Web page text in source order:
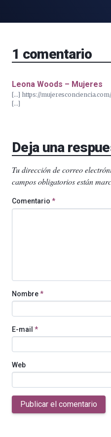
1 comentario
Leona Woods – Mujeres
[…] https://
[…]
Deja una
Tu dirección de correo
campos obligatorios están
Comentario *
Nombre*
E-mail *
Web
Publicar el comentario